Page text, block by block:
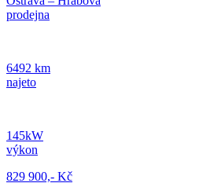
prodejna
6492 km
najeto
145kW
výkon
829 900,- Kč